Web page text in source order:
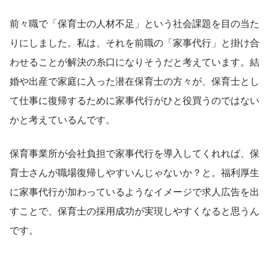
前々職で「保育士の人材不足」という社会課題を目の当た
りにしました。私は、それを前職の「家事代行」と掛け合
わせることが解決の糸口になりそうだと考えています。結
婚や出産で家庭に入った潜在保育士の方々が、保育士とし
て仕事に復帰するために家事代行がひと役買うのではない
かと考えているんです。
保育事業所が会社負担で家事代行を導入してくれれば、保
育士さんが職場復帰しやすいんじゃないか？と。福利厚生
に家事代行が加わっているようなイメージで求人広告を出
すことで、保育士の採用成功が実現しやすくなると思うん
です。